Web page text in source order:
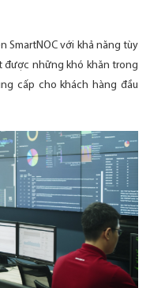
SmartNOC với khả năng tùy
được những khó khăn trong
cấp cho khách hàng đầu